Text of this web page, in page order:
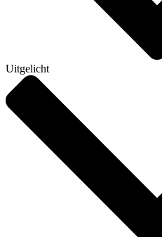
Uitgelicht